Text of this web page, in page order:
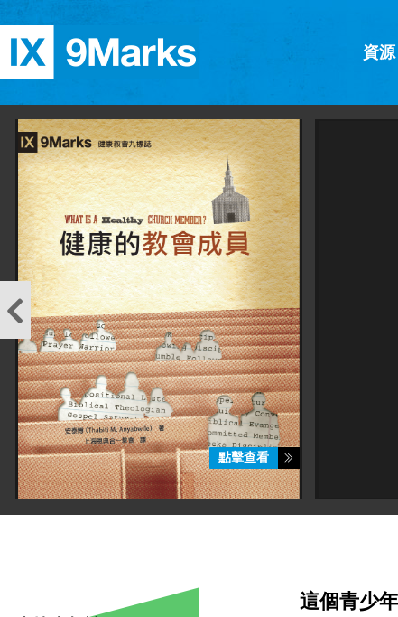
資源
分類
文章
隱私條款
简体中文 正體中文 英语 西班牙語
意大利語
點擊查看
這個青少